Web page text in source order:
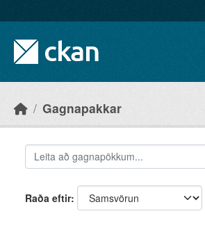
Gagnapakkar
Raða eftir